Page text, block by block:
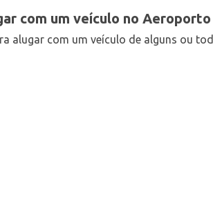
com um veículo no
alugar com um veículo de alguns ou